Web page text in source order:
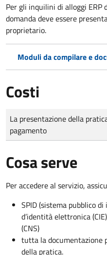
Per gli inquilini di alloggi
domanda deve essere
proprietario.
Moduli da compilare e
Costi
Tipo di pagamento
Importo
La presentazione della
pagamento
Cosa serve
Per accedere al servizio,
SPID (sistema pubblico
d’identità elettronica
(CNS)
tutta la documentazione
della pratica.